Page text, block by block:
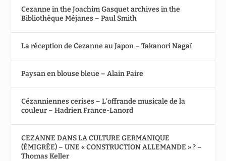
Cezanne in the Joachim Gasquet archives in the
Bibliothèque Méjanes – Paul Smith
La réception de Cezanne au Japon – Takanori Nagaï
Paysan en blouse bleue – Alain Paire
Cézanniennes cerises – L’offrande musicale de la
couleur – Hadrien France-Lanord
CEZANNE DANS LA CULTURE GERMANIQUE
(ÉMIGRÉE) – UNE « CONSTRUCTION ALLEMANDE » ? –
Thomas Keller